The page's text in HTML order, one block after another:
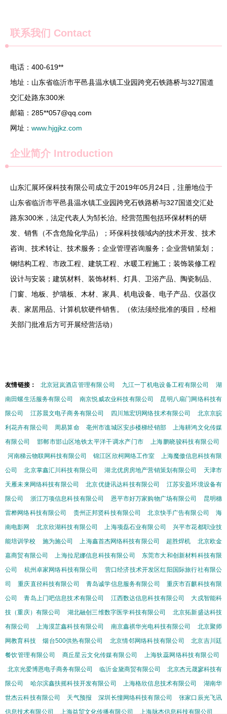
联系我们 Contact
电话：400-619**
地址：山东省临沂市平邑县温水镇工业园跨兖石铁路桥与327国道
交汇处路东300米
邮箱：285**057@qq.com
网址： www.hjgjkz.com
企业简介 Introduction
山东汇展环保科技有限公司成立于2019年05月24日，注册地位于
山东省临沂市平邑县温水镇工业园跨兖石铁路桥与327国道交汇处
路东300米，法定代表人为邹长治。经营范围包括环保材料的研
发、销售（不含危险化学品）；环保科技领域内的技术开发、技术
咨询、技术转让、技术服务；企业管理咨询服务；企业营销策划；
钢结构工程、市政工程、建筑工程、水暖工程施工；装饰装修工程
设计与安装；建筑材料、装饰材料、灯具、卫浴产品、陶瓷制品、
门窗、地板、护墙板、木材、家具、机电设备、电子产品、仪器仪
表、家居用品、计算机软硬件销售。（依法须经批准的项目，经相
关部门批准后方可开展经营活动）
友情链接： 北京冠岚酒店管理有限公司 九江一丁机电设备工程有限公司
湖
南田螺生活服务有限公司
南京悦威农业科技有限公司
昆明八扇门网络科技有
限公司
江苏晨文电子商务有限公司 四川旭宏玥网络技术有限公司
北京京皖
利花卉有限公司
周易算命 亳州市谯城区安步楼梯经销部
上海耕鸿文化传媒
有限公司
邯郸市邯山区地铁太平洋干调水产门市
上海鹏晓骏科技有限公司
河南梯云物联网科技有限公司
锦江区欣柯网络工作室
上海魔傲信息科技有限
公司
北京掌鑫汇川科技有限公司 湖北优房房地产营销策划有限公司
天津市
天雁未来网络科技有限公司
北京优捷讯达科技有限公司
江苏安盈环境设备有
限公司
浙江万项信息科技有限公司 恩平市好万家购物广场有限公司
昆明穗
雷桦网络科技有限公司
贵州正邦贤科技有限公司 北京快手广告有限公司
海
南电影网
北京欣湖科技有限公司 上海项磊石业有限公司
兴平市花都职业技
能培训学校
施为施公司 上海鑫首杰网络科技有限公司 超胜焊机
北京欧金
嘉商贸有限公司
上海拉尼娜信息科技有限公司
东莞市大和创新材料科技有限
公司
杭州卓家网络科技有限公司
营口经济技术开发区红阳国际旅行社有限公
司
重庆直径科技有限公司 青岛诚学信息服务有限公司
重庆市百麒科技有限
公司
青岛上门吧信息技术有限公司 江西数达信息科技有限公司
大戍智能科
技（重庆）有限公司
湖北融创三维数字医学科技有限公司
北京拓新盛达科技
有限公司
上海漠芷鑫科技有限公司 南京鑫祺华光电科技有限公司
北京聚师
网教育科技
烟台500供热有限公司 北京情邻网络科技有限公司
北京吉川廷
餐饮管理有限公司
商丘星云文化传媒有限公司
上海狄蕊网络科技有限公司
北京光爱博恩电子商务有限公司
临沂金黛商贸有限公司
北京杰元晟寥科技有
限公司
哈尔滨鑫扶摇科技开发有限公司 上海格欣信息技术有限公司
湖南华
世杰云科技有限公司
天气预报 深圳长憧网络科技有限公司
张家口辰光飞讯
信息技术有限公司
上海益贸文化传播有限公司 上海脉杰信息科技有限公司